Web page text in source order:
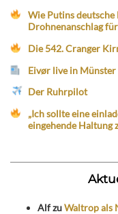
Wie Putins deutsche
Drohnenanschlag
Die 542. Cranger
Eivør live in Münster
Der Ruhrpilot
„Ich sollte eine
eingehende Haltung
AlfzuWaltrop als